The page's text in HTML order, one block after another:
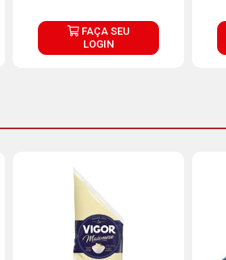
FAÇA SEU
LOGIN